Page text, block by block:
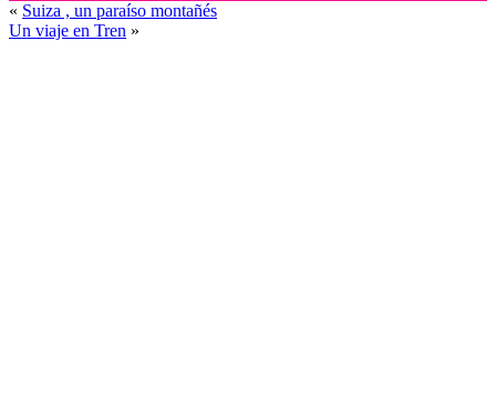
« Suiza , un paraíso montañés
Un viaje en Tren »